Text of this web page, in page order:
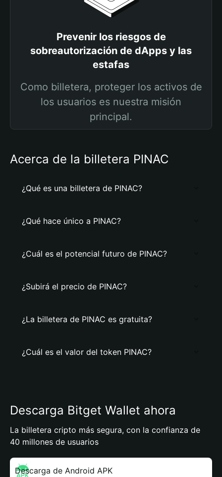
Prevenir los riesgos de
sobreautorización de dApps y las
estafas
Como billetera, proteger los activos de
los usuarios es nuestra misión
principal.
Acerca de la billetera PINAC
¿Qué es una billetera de PINAC?
¿Qué hace único a PINAC?
¿Cuál es el potencial futuro de PINAC?
¿Subirá el precio de PINAC?
¿La billetera de PINAC es gratuita?
¿Cuál es el valor del token PINAC?
Descarga Bitget Wallet ahora
La billetera cripto más segura, con la confianza de
40 millones de usuarios
Descarga de Android APK